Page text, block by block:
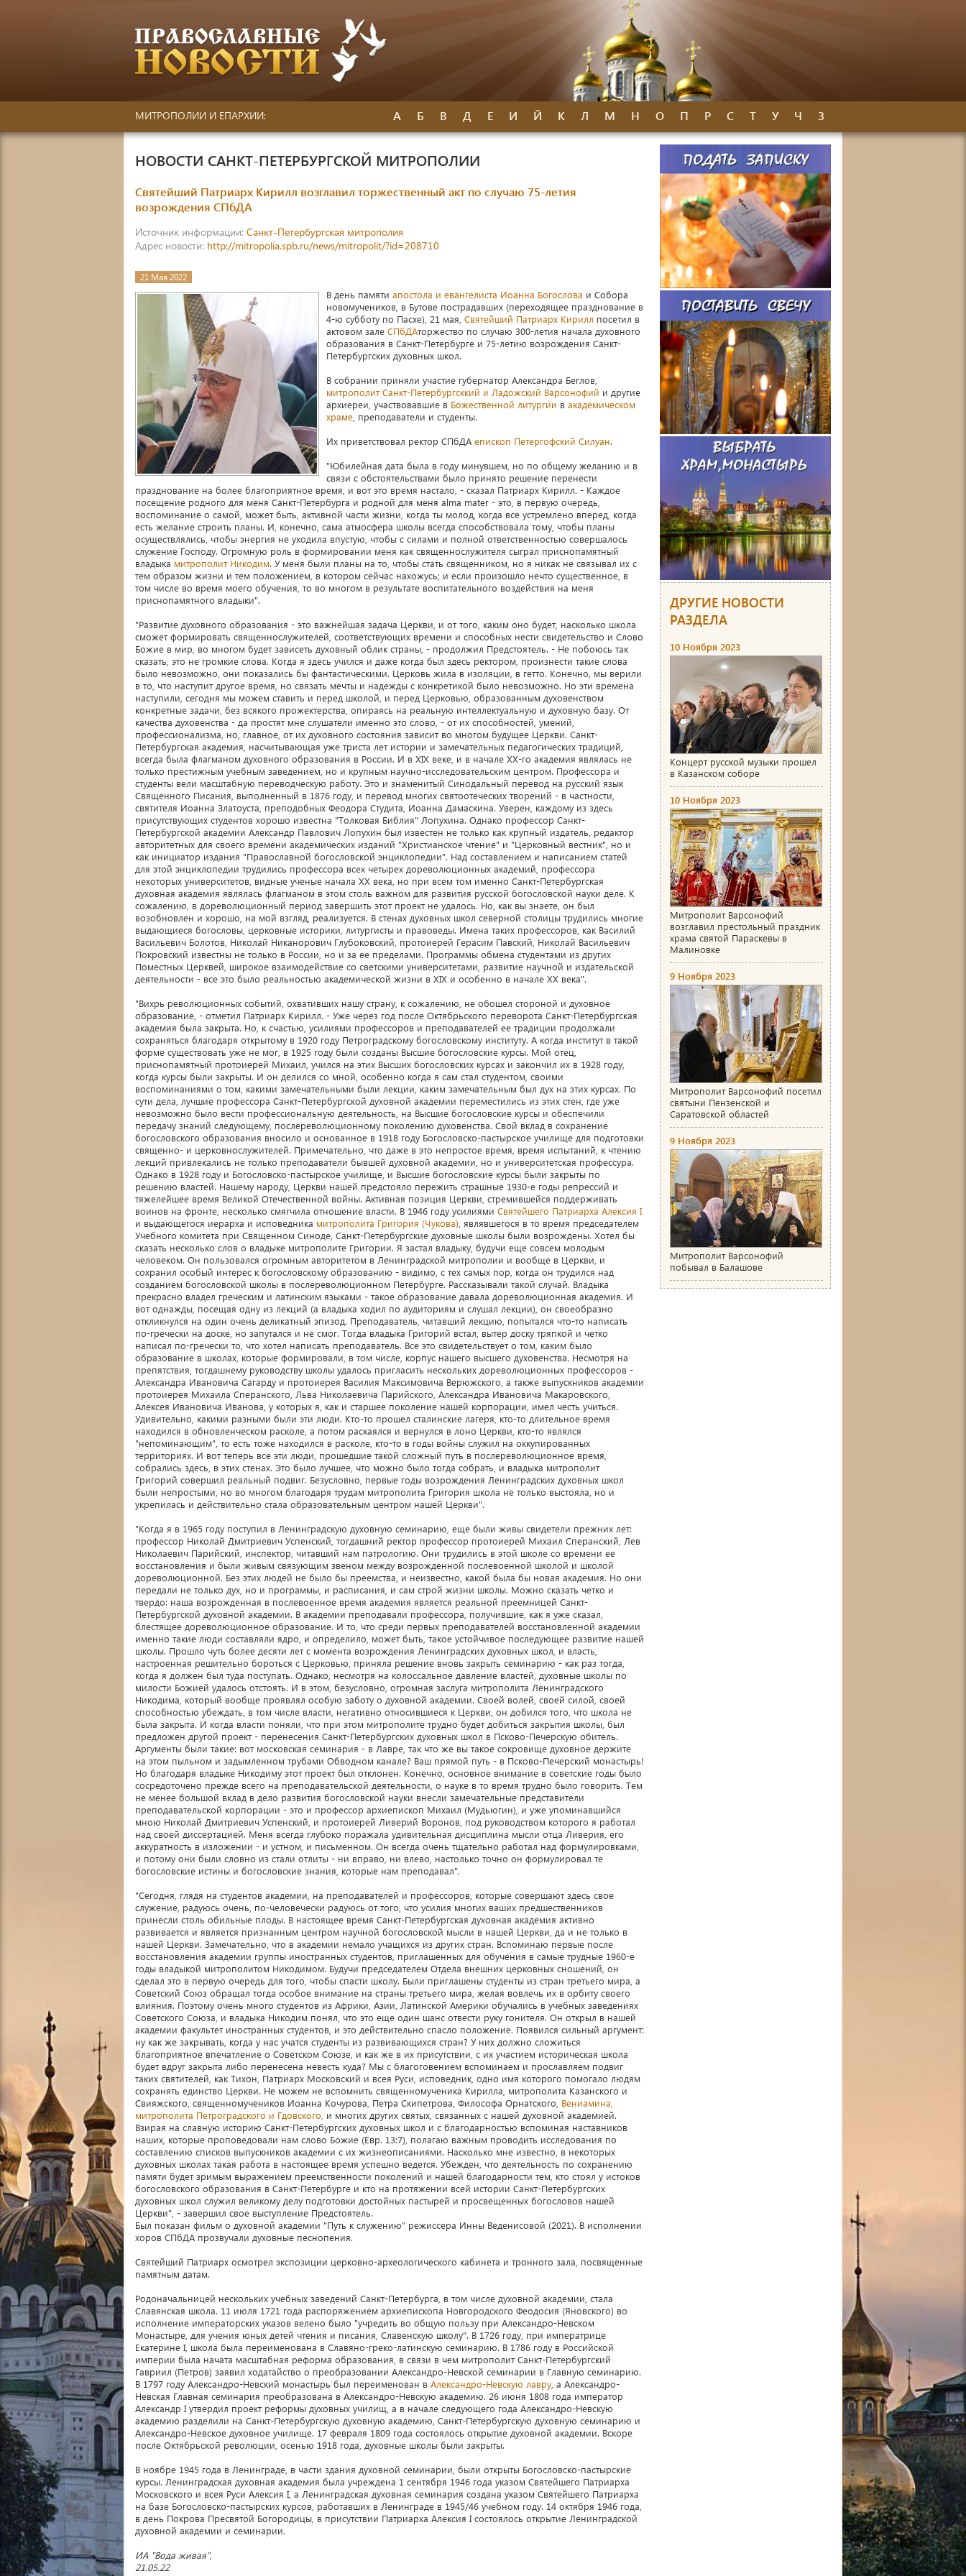
МИТРОПОЛИИ И ЕПАРХИИ: А Б В Д Е И Й К Л М Н О П Р С Т У Ч З
НОВОСТИ САНКТ-ПЕТЕРБУРГСКОЙ МИТРОПОЛИИ
Святейший Патриарх Кирилл возглавил торжественный акт по случаю 75-летия
возрождения СПбДА
Источник информации: Санкт-Петербургская митрополия
Адрес новости: http://mitropolia.spb.ru/news/mitropolit/?id=208710
21 Мая 2022
В день памяти апостола и евангелиста Иоанна Богослова и Собора
новомучеников, в Бутове пострадавших (переходящее празднование в
4-ю субботу по Пасхе), 21 мая, Святейший Патриарх Кирилл посетил в
актовом зале СПбДАторжество по случаю 300-летия начала духовного
образования в Санкт-Петербурге и 75-летию возрождения Санкт-
Петербургских духовных школ.
В собрании приняли участие губернатор Александра Беглов,
митрополит Санкт-Петербургсккий и Ладожский Варсонофий и другие
архиереи, участвовавшие в Божественной литургии в академическом
храме , преподаватели и студенты.
Их приветствовал ректор СПбДА епископ Петергофский Силуан.
"Юбилейная дата была в году минувшем, но по общему желанию и в
связи с обстоятельствами было принято решение перенести
празднование на более благоприятное время, и вот это время настало, - сказал Патриарх Кирилл. - Каждое
посещение родного для меня Санкт-Петербурга и родной для меня alma mater - это, в первую очередь,
воспоминание о самой, может быть, активной части жизни, когда ты молод, когда все устремлено вперед, когда
есть желание строить планы. И, конечно, сама атмосфера школы всегда способствовала тому, чтобы планы
осуществлялись, чтобы энергия не уходила впустую, чтобы с силами и полной ответственностью совершалось
служение Господу. Огромную роль в формировании меня как священнослужителя сыграл приснопамятный
владыка митрополит Никодим. У меня были планы на то, чтобы стать священником, но я никак не связывал их с
тем образом жизни и тем положением, в котором сейчас нахожусь; и если произошло нечто существенное, в
том числе во время моего обучения, то во многом в результате воспитательного воздействия на меня
приснопамятного владыки".
"Развитие духовного образования - это важнейшая задача Церкви, и от того, каким оно будет, насколько школа
сможет формировать священнослужителей, соответствующих времени и способных нести свидетельство и Слово
Божие в мир, во многом будет зависеть духовный облик страны, - продолжил Предстоятель. - Не побоюсь так
сказать, это не громкие слова. Когда я здесь учился и даже когда был здесь ректором, произнести такие слова
было невозможно, они показались бы фантастическими. Церковь жила в изоляции, в гетто. Конечно, мы верили
в то, что наступит другое время, но связать мечты и надежды с конкретикой было невозможно. Но эти времена
наступили, сегодня мы можем ставить и перед школой, и перед Церковью, образованным духовенством
конкретные задачи, без всякого прожектерства, опираясь на реальную интеллектуальную и духовную базу. От
качества духовенства - да простят мне слушатели именно это слово, - от их способностей, умений,
профессионализма, но, главное, от их духовного состояния зависит во многом будущее Церкви. Санкт-
Петербургская академия, насчитывающая уже триста лет истории и замечательных педагогических традиций,
всегда была флагманом духовного образования в России. И в XIX веке, и в начале XX-го академия являлась не
только престижным учебным заведением, но и крупным научно-исследовательским центром. Профессора и
студенты вели масштабную переводческую работу. Это и знаменитый Синодальный перевод на русский язык
Священного Писания, выполненный в 1876 году, и перевод многих святоотеческих творений - в частности,
святителя Иоанна Златоуста, преподобных Феодора Студита, Иоанна Дамаскина. Уверен, каждому из здесь
присутствующих студентов хорошо известна "Толковая Библия" Лопухина. Однако профессор Санкт-
Петербургской академии Александр Павлович Лопухин был известен не только как крупный издатель, редактор
авторитетных для своего времени академических изданий "Христианское чтение" и "Церковный вестник", но и
как инициатор издания "Православной богословской энциклопедии". Над составлением и написанием статей
для этой энциклопедии трудились профессора всех четырех дореволюционных академий, профессора
некоторых университетов, видные ученые начала XX века, но при всем том именно Санкт-Петербургская
духовная академия являлась флагманом в этом столь важном для развития русской богословской науки деле. К
сожалению, в дореволюционный период завершить этот проект не удалось. Но, как вы знаете, он был
возобновлен и хорошо, на мой взгляд, реализуется. В стенах духовных школ северной столицы трудились многие
выдающиеся богословы, церковные историки, литургисты и правоведы. Имена таких профессоров, как Василий
Васильевич Болотов, Николай Никанорович Глубоковский, протоиерей Герасим Павский, Николай Васильевич
Покровский известны не только в России, но и за ее пределами. Программы обмена студентами из других
Поместных Церквей, широкое взаимодействие со светскими университетами, развитие научной и издательской
деятельности - все это было реальностью академической жизни в ΧΙΧ и особенно в начале XX века".
"Вихрь революционных событий, охвативших нашу страну, к сожалению, не обошел стороной и духовное
образование, - отметил Патриарх Кирилл. - Уже через год после Октябрьского переворота Санкт-Петербургская
академия была закрыта. Но, к счастью, усилиями профессоров и преподавателей ее традиции продолжали
сохраняться благодаря открытому в 1920 году Петроградскому богословскому институту. А когда институт в такой
форме существовать уже не мог, в 1925 году были созданы Высшие богословские курсы. Мой отец,
приснопамятный протоиерей Михаил, учился на этих Высших богословских курсах и закончил их в 1928 году,
когда курсы были закрыты. И он делился со мной, особенно когда я сам стал студентом, своими
воспоминаниями о том, какими замечательными были лекции, каким замечательным был дух на этих курсах. По
сути дела, лучшие профессора Санкт-Петербургской духовной академии переместились из этих стен, где уже
невозможно было вести профессиональную деятельность, на Высшие богословские курсы и обеспечили
передачу знаний следующему, послереволюционному поколению духовенства. Свой вклад в сохранение
богословского образования вносило и основанное в 1918 году Богословско-пастырское училище для подготовки
священно- и церковнослужителей. Примечательно, что даже в это непростое время, время испытаний, к чтению
лекций привлекались не только преподаватели бывшей духовной академии, но и университетская профессура.
Однако в 1928 году и Богословско-пастырское училище, и Высшие богословские курсы были закрыты по
решению властей. Нашему народу, Церкви нашей предстояло пережить страшные 1930-е годы репрессий и
тяжелейшее время Великой Отечественной войны. Активная позиция Церкви, стремившейся поддерживать
воинов на фронте, несколько смягчила отношение власти. В 1946 году усилиями Святейшего Патриарха Алексия I
и выдающегося иерарха и исповедника митрополита Григория (Чукова) , являвшегося в то время председателем
Учебного комитета при Священном Синоде, Санкт-Петербургские духовные школы были возрождены. Хотел бы
сказать несколько слов о владыке митрополите Григории. Я застал владыку, будучи еще совсем молодым
человеком. Он пользовался огромным авторитетом в Ленинградской митрополии и вообще в Церкви, и
сохранил особый интерес к богословскому образованию - видимо, с тех самых пор, когда он трудился над
созданием богословской школы в послереволюционном Петербурге. Рассказывали такой случай. Владыка
прекрасно владел греческим и латинским языками - такое образование давала дореволюционная академия. И
вот однажды, посещая одну из лекций (а владыка ходил по аудиториям и слушал лекции), он своеобразно
откликнулся на один очень деликатный эпизод. Преподаватель, читавший лекцию, попытался что-то написать
по-гречески на доске, но запутался и не смог. Тогда владыка Григорий встал, вытер доску тряпкой и четко
написал по-гречески то, что хотел написать преподаватель. Все это свидетельствует о том, каким было
образование в школах, которые формировали, в том числе, корпус нашего высшего духовенства. Несмотря на
препятствия, тогдашнему руководству школы удалось пригласить нескольких дореволюционных профессоров -
Александра Ивановича Сагарду и протоиерея Василия Максимовича Верюжского, а также выпускников академии
протоиерея Михаила Сперанского, Льва Николаевича Парийского, Александра Ивановича Макаровского,
Алексея Ивановича Иванова, у которых я, как и старшее поколение нашей корпорации, имел честь учиться.
Удивительно, какими разными были эти люди. Кто-то прошел сталинские лагеря, кто-то длительное время
находился в обновленческом расколе, а потом раскаялся и вернулся в лоно Церкви, кто-то являлся
"непоминающим", то есть тоже находился в расколе, кто-то в годы войны служил на оккупированных
территориях. И вот теперь все эти люди, прошедшие такой сложный путь в послереволюционное время,
собрались здесь, в этих стенах. Это было лучшее, что можно было тогда собрать, и владыка митрополит
Григорий совершил реальный подвиг. Безусловно, первые годы возрождения Ленинградских духовных школ
были непростыми, но во многом благодаря трудам митрополита Григория школа не только выстояла, но и
укрепилась и действительно стала образовательным центром нашей Церкви".
"Когда я в 1965 году поступил в Ленинградскую духовную семинарию, еще были живы свидетели прежних лет:
профессор Николай Дмитриевич Успенский, тогдашний ректор профессор протоиерей Михаил Сперанский, Лев
Николаевич Парийский, инспектор, читавший нам патрологию. Они трудились в этой школе со времени ее
восстановления и были живым связующим звеном между возрожденной послевоенной школой и школой
дореволюционной. Без этих людей не было бы преемства, и неизвестно, какой была бы новая академия. Но они
передали не только дух, но и программы, и расписания, и сам строй жизни школы. Можно сказать четко и
твердо: наша возрожденная в послевоенное время академия является реальной преемницей Санкт-
Петербургской духовной академии. В академии преподавали профессора, получившие, как я уже сказал,
блестящее дореволюционное образование. И то, что среди первых преподавателей восстановленной академии
именно такие люди составляли ядро, и определило, может быть, такое устойчивое последующее развитие нашей
школы. Прошло чуть более десяти лет с момента возрождения Ленинградских духовных школ, и власть,
настроенная решительно бороться с Церковью, приняла решение вновь закрыть семинарию - как раз тогда,
когда я должен был туда поступать. Однако, несмотря на колоссальное давление властей, духовные школы по
милости Божией удалось отстоять. И в этом, безусловно, огромная заслуга митрополита Ленинградского
Никодима, который вообще проявлял особую заботу о духовной академии. Своей волей, своей силой, своей
способностью убеждать, в том числе власти, негативно относившиеся к Церкви, он добился того, что школа не
была закрыта. И когда власти поняли, что при этом митрополите трудно будет добиться закрытия школы, был
предложен другой проект - перенесения Санкт-Петербургских духовных школ в Псково-Печерскую обитель.
Аргументы были такие: вот московская семинария - в Лавре, так что же вы такое сокровище духовное держите
на этом пыльном и задымленном трубами Обводном канале? Ваш прямой путь - в Псково-Печерский монастырь!
Но благодаря владыке Никодиму этот проект был отклонен. Конечно, основное внимание в советские годы было
сосредоточено прежде всего на преподавательской деятельности, о науке в то время трудно было говорить. Тем
не менее большой вклад в дело развития богословской науки внесли замечательные представители
преподавательской корпорации - это и профессор архиепископ Михаил (Мудьюгин), и уже упоминавшийся
мною Николай Дмитриевич Успенский, и протоиерей Ливерий Воронов, под руководством которого я работал
над своей диссертацией. Меня всегда глубоко поражала удивительная дисциплина мысли отца Ливерия, его
аккуратность в изложении - и устном, и письменном. Он всегда очень тщательно работал над формулировками,
и потому они были словно из стали отлиты - ни вправо, ни влево, настолько точно он формулировал те
богословские истины и богословские знания, которые нам преподавал".
"Сегодня, глядя на студентов академии, на преподавателей и профессоров, которые совершают здесь свое
служение, радуюсь очень, по-человечески радуюсь от того, что усилия многих ваших предшественников
принесли столь обильные плоды. В настоящее время Санкт-Петербургская духовная академия активно
развивается и является признанным центром научной богословской мысли в нашей Церкви, да и не только в
нашей Церкви. Замечательно, что в академии немало учащихся из других стран. Вспоминаю первые после
восстановления академии группы иностранных студентов, приглашенных для обучения в самые трудные 1960-е
годы владыкой митрополитом Никодимом. Будучи председателем Отдела внешних церковных сношений, он
сделал это в первую очередь для того, чтобы спасти школу. Были приглашены студенты из стран третьего мира, а
Советский Союз обращал тогда особое внимание на страны третьего мира, желая вовлечь их в орбиту своего
влияния. Поэтому очень много студентов из Африки, Азии, Латинской Америки обучались в учебных заведениях
Советского Союза, и владыка Никодим понял, что это еще один шанс отвести руку гонителя. Он открыл в нашей
академии факультет иностранных студентов, и это действительно спасло положение. Появился сильный аргумент:
ну как же закрывать, когда у нас учатся студенты из развивающихся стран? У них должно сложиться
благоприятное впечатление о Советском Союзе, и как же в их присутствии, с их участием историческая школа
будет вдруг закрыта либо перенесена невесть куда? Мы с благоговением вспоминаем и прославляем подвиг
таких святителей, как Тихон, Патриарх Московский и всея Руси, исповедник, одно имя которого помогало людям
сохранять единство Церкви. Не можем не вспомнить священномученика Кирилла, митрополита Казанского и
Свияжского, священномучеников Иоанна Кочурова, Петра Скипетрова, Философа Орнатского, Вениамина,
митрополита Петроградского и Гдовского, и многих других святых, связанных с нашей духовной академией.
Взирая на славную историю Санкт-Петербургских духовных школ и с благодарностью вспоминая наставников
наших, которые проповедовали нам слово Божие (Евр. 13:7), полагаю важным проводить исследования по
составлению списков выпускников академии с их жизнеописаниями. Насколько мне известно, в некоторых
духовных школах такая работа в настоящее время успешно ведется. Убежден, что деятельность по сохранению
памяти будет зримым выражением преемственности поколений и нашей благодарности тем, кто стоял у истоков
богословского образования в Санкт-Петербурге и кто на протяжении всей истории Санкт-Петербургских
духовных школ служил великому делу подготовки достойных пастырей и просвещенных богословов нашей
Церкви", - завершил свое выступление Предстоятель.
Был показан фильм о духовной академии "Путь к служению" режиссера Инны Веденисовой (2021). В исполнении
хоров СПбДА прозвучали духовные песнопения.
Святейший Патриарх осмотрел экспозиции церковно-археологического кабинета и тронного зала, посвященные
памятным датам.
Родоначальницей нескольких учебных заведений Санкт-Петербурга, в том числе духовной академии, стала
Славянская школа. 11 июля 1721 года распоряжением архиепископа Новгородского Феодосия (Яновского) во
исполнение императорских указов велено было "учредить во общую пользу при Александро-Невском
Монастыре, для учения юных детей чтения и писания, Славенскую школу". В 1726 году, при императрице
Екатерине I, школа была переименована в Славяно-греко-латинскую семинарию. В 1786 году в Российской
империи была начата масштабная реформа образования, в связи в чем митрополит Санкт-Петербургский
Гавриил (Петров) заявил ходатайство о преобразовании Александро-Невской семинарии в Главную семинарию.
В 1797 году Александро-Невский монастырь был переименован в Александро-Невскую лавру , а Александро-
Невская Главная семинария преобразована в Александро-Невскую академию. 26 июня 1808 года император
Александр I утвердил проект реформы духовных училищ, а в начале следующего года Александро-Невскую
академию разделили на Санкт-Петербургскую духовную академию, Санкт-Петербургскую духовную семинарию и
Александро-Невское духовное училище. 17 февраля 1809 года состоялось открытие духовной академии. Вскоре
после Октябрьской революции, осенью 1918 года, духовные школы были закрыты.
В ноябре 1945 года в Ленинграде, в части здания духовной семинарии, были открыты Богословско-пастырские
курсы. Ленинградская духовная академия была учреждена 1 сентября 1946 года указом Святейшего Патриарха
Московского и всея Руси Алексия I, а Ленинградская духовная семинария создана указом Святейшего Патриарха
на базе Богословско-пастырских курсов, работавших в Ленинграде в 1945/46 учебном году. 14 октября 1946 года,
в день Покрова Пресвятой Богородицы, в присутствии Патриарха Алексия I состоялось открытие Ленинградской
духовной академии и семинарии.
ИА "Вода живая",
21.05.22
ДРУГИЕ НОВОСТИ
РАЗДЕЛА
10 Ноября 2023
Концерт русской музыки прошел
в Казанском соборе
10 Ноября 2023
Митрополит Варсонофий
возглавил престольный праздник
храма святой Параскевы в
Малиновке
9 Ноября 2023
Митрополит Варсонофий посетил
святыни Пензенской и
Саратовской областей
9 Ноября 2023
Митрополит Варсонофий
побывал в Балашове